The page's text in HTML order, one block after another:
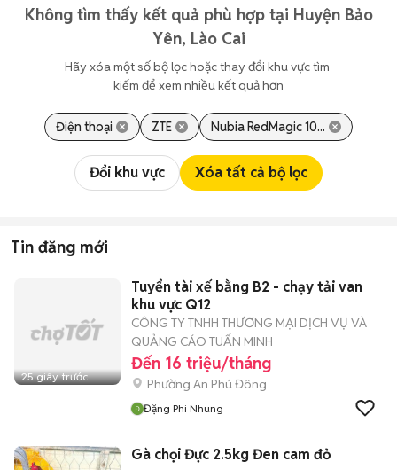
Không tìm thấy kết quả phù hợp tại Huyện Bảo
Yên, Lào Cai
Hãy xóa một số bộ lọc hoặc thay đổi khu vực tìm
kiếm để xem nhiều kết quả hơn
Điện thoại ZTE Nubia RedMagic 10...
Đổi khu vực Xóa tất cả bộ lọc
Tin đăng mới
25 giây trước
Tuyển tài xế bằng B2 - chạy tải van
khu vực Q12
CÔNG TY TNHH THƯƠNG MẠI DỊCH VỤ VÀ
QUẢNG CÁO TUẤN MINH
Đến 16 triệu/tháng
Phường An Phú Đông
Đặng Phi Nhung
Gà chọi Đực 2.5kg Đen cam đỏ